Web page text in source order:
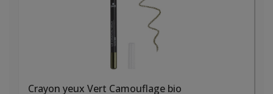
Crayon yeux Vert Camouflage bio